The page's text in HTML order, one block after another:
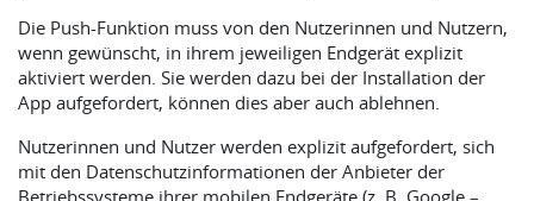
Die Push-Funktion muss von den Nutzerinnen und Nutzern,
wenn gewünscht, in ihrem jeweiligen Endgerät explizit
aktiviert werden. Sie werden dazu bei der Installation der
App aufgefordert, können dies aber auch ablehnen.
Nutzerinnen und Nutzer werden explizit aufgefordert, sich
mit den Datenschutzinformationen der Anbieter der
Betriebssysteme ihrer mobilen Endgeräte (z. B. Google –